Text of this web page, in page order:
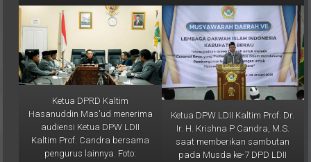
Ketua DPRD Kaltim
Hasanuddin Mas'ud menerima
audiensi Ketua DPW LDII
Kaltim Prof. Candra bersama
pengurus lainnya. Foto:
Ketua DPW LDII Kaltim Prof. Dr.
Ir. H. Krishna P Candra, M.S.
saat memberikan sambutan
pada Musda ke-7 DPD LDII